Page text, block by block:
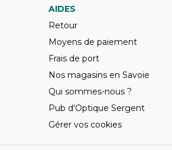
AIDES
Retour
Moyens de paiement
Frais de port
Nos magasins en Savoie
Qui sommes-nous ?
Pub d'Optique Sergent
Gérer vos cookies